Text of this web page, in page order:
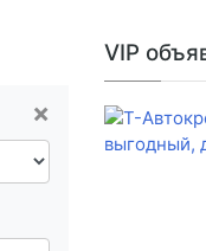
×
VIP